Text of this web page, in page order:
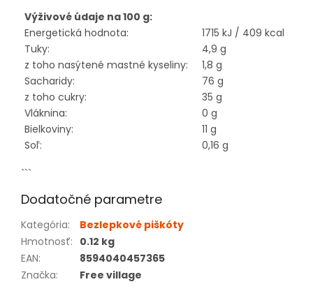
Výživové údaje na 100 g:
Energetická hodnota:
1715 kJ / 409 kcal
Tuky:
4,9 g
z toho nasýtené mastné kyseliny:
1,8 g
Sacharidy:
76 g
z toho cukry:
35 g
Vláknina:
0 g
Bielkoviny:
11 g
Soľ:
0,16 g
```
Dodatočné parametre
Kategória:
Bezlepkové piškóty
Hmotnosť: 0.12 kg
EAN:
8594040457365
Značka: Free village